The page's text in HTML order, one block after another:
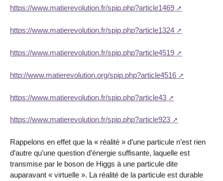
https://www.matierevolution.fr/spip.php?article1469
https://www.matierevolution.fr/spip.php?article1324
https://www.matierevolution.fr/spip.php?article4519
http://www.matierevolution.org/spip.php?article4516
https://www.matierevolution.fr/spip.php?article43
https://www.matierevolution.fr/spip.php?article923
Rappelons en effet que la « réalité » d’une particule n’est rien
d’autre qu’une question d’énergie suffisante, laquelle est
transmise par le boson de Higgs à une particule dite
auparavant « virtuelle ». La réalité de la particule est durable